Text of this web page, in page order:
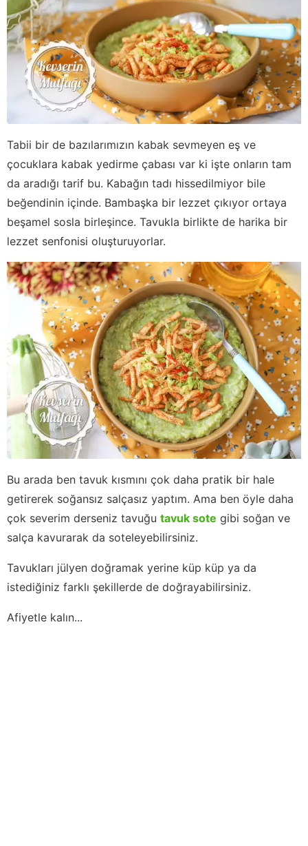
Tabii bir de bazılarımızın kabak sevmeyen eş ve
çocuklara kabak yedirme çabası var ki işte onların tam
da aradığı tarif bu. Kabağın tadı hissedilmiyor bile
beğendinin içinde. Bambaşka bir lezzet çıkıyor ortaya
beşamel sosla birleşince. Tavukla birlikte de harika bir
lezzet senfonisi oluşturuyorlar.
Bu arada ben tavuk kısmını çok daha pratik bir hale
getirerek soğansız salçasız yaptım. Ama ben öyle daha
çok severim derseniz tavuğu tavuk sote gibi soğan ve
salça kavurarak da soteleyebilirsiniz.
Tavukları jülyen doğramak yerine küp küp ya da
istediğiniz farklı şekillerde de doğrayabilirsiniz.
Afiyetle kalın...